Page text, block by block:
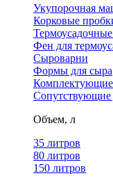
Укупорочная
Корковые
Фен для
Сыроварни
Формы для сыра
Комплектующие
Сопутствующие
Объем, л
35 литров
80 литров
150 литров